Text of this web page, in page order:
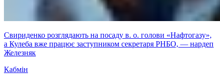
Свириденко розглядають на посаду в. о. голови «Нафтогазу»,
а Кулеба вже працює заступником секретаря РНБО, — нардеп
Железняк
Кабмін